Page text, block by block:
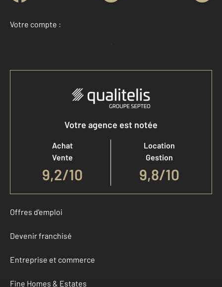
Votre compte :
Accéder à mon compte
Votre agence est notée
Achat
Vente
9,2/10
Location
Gestion
9,8/10
Offres d'emploi
Devenir franchisé
Entreprise et commerce
Fine Homes & Estates